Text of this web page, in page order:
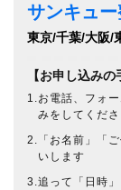
サンキュ
東京/千葉/大阪/
【お申し込みの
1.お電話、フォ
みをしてくだ
2.「お名前」「
いします
3.追って「日時